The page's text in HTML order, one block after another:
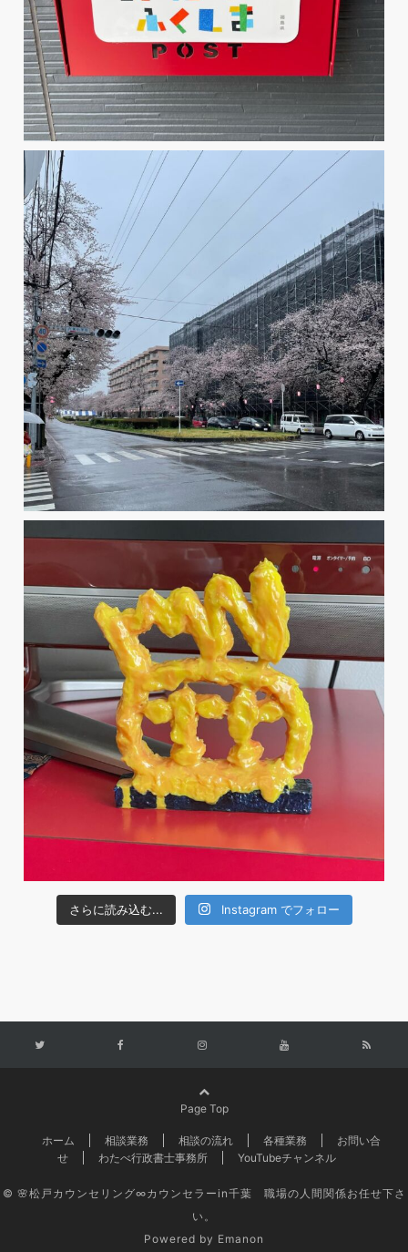
さらに読み込む... Instagram でフォロー
Page Top
ホーム 相談業務 相談の流れ 各種業務
お問い合
せ
わたべ行政書士事務所 YouTubeチャンネル
© 🌸松戸カウンセリング∞カウンセラーin千葉 職場の人間関係お任せ下さ
い。
Powered by Emanon